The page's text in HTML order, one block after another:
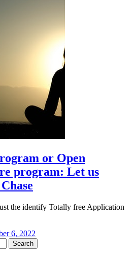
or Open
program: Let us
the identify Totally free Application
6, 2022